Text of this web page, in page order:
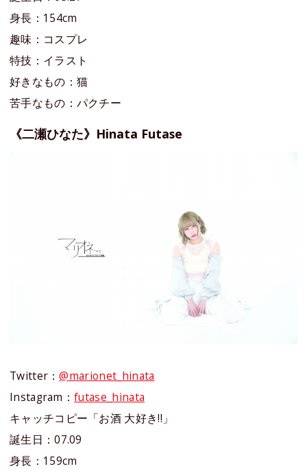
身長：154cm
趣味：コスプレ
特技：イラスト
好きなもの：猫
苦手なもの：パクチー
《二瀬ひなた》Hinata Futase
Twitter：@marionet_hinata
Instagram：futase_hinata
キャッチコピー「お酒 大好き!!」
誕生日：07.09
身長：159cm